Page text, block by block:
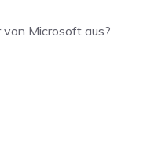
Microsoft aus?